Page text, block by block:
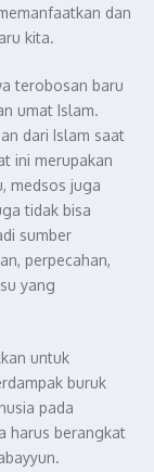
dan
kita.
terobosan baru
umat Islam.
dari Islam saat
ini merupakan
medsos juga
tidak bisa
sumber
perpecahan,
yang
untuk
buruk
pada
harus berangkat